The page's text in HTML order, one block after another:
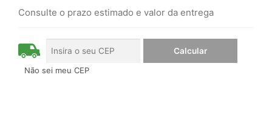
Consulte o prazo estimado e valor da entrega
Não sei meu CEP